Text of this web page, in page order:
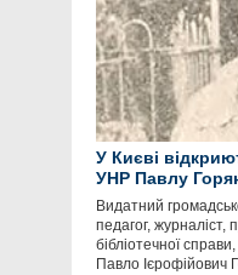
У Києві
УНР Павлу
Видатний
педагог, журналіст,
бібліотечної
Павло Ієрофійович